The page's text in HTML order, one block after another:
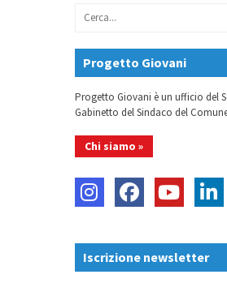
Progetto Giovani
Progetto Giovani è un ufficio del
Gabinetto del Sindaco del
Chi siamo »
Iscrizione newsletter